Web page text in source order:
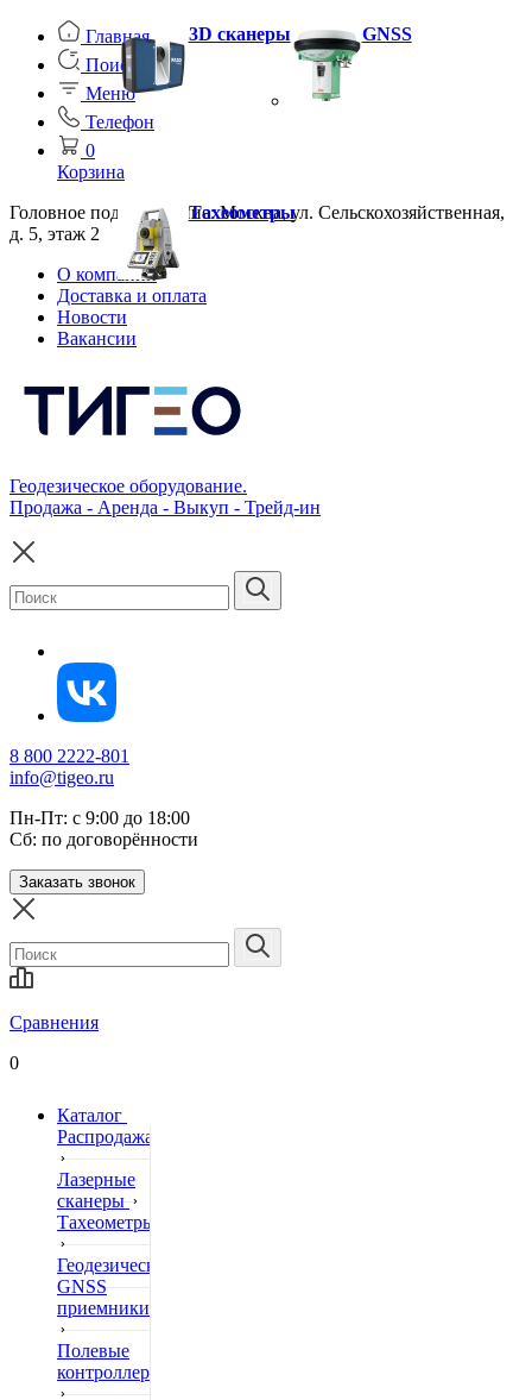
Главная
Поиск
Меню
Телефон
0
Корзина
Головное подразделение: Москва, ул. Сельскохозяйственная,
д. 5, этаж 2
О компании
Доставка и оплата
Новости
Вакансии
Геодезическое оборудование.
Продажа - Аренда - Выкуп - Трейд-ин
8 800 2222-801
info@tigeo.ru
Пн-Пт: с 9:00 до 18:00
Сб: по договорённости
Заказать звонок
Сравнения
0
Каталог
Распродажа
Лазерные
сканеры
Тахеометры
Геодезические
GNSS
приемники
Полевые
контроллеры
3D сканеры GNSS
Тахеометры